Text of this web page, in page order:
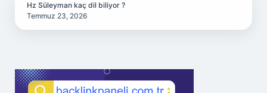
Hz Süleyman kaç dil biliyor ?
Temmuz 23, 2026